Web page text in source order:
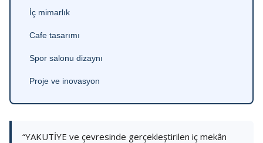
İç mimarlık
Cafe tasarımı
Spor salonu dizaynı
Proje ve inovasyon
“YAKUTİYE ve çevresinde gerçekleştirilen iç mekân